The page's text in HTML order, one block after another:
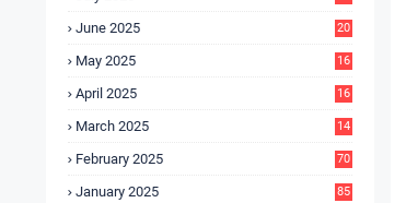
June 2025
20
May 2025
16
April 2025
16
March 2025
14
February 2025 70
January 2025 85